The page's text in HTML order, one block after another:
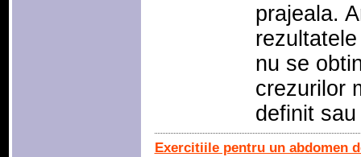
prajeala.
nu se
crezurilor
definit
Exercitiile pentru un abdomen